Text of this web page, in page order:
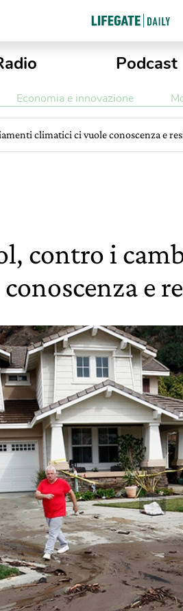
Podcast
Economia e innovazione
climatici ci vuole conoscenza e
contro i
e